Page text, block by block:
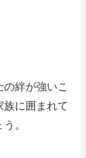
絆が強いこ
族に囲まれて
。